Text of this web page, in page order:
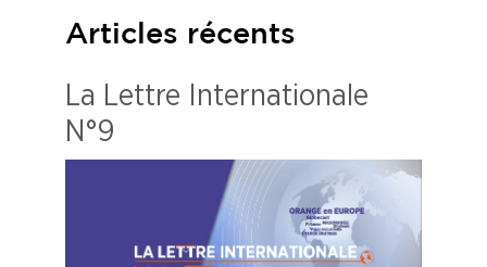
Articles récents
La Lettre Internationale
N°9